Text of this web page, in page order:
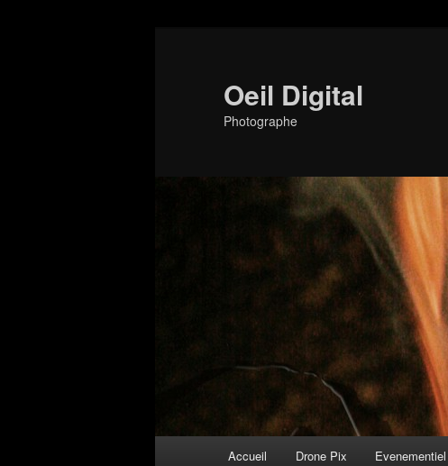
Oeil Digital
Photographe
Accueil Drone Pix Evenementiel